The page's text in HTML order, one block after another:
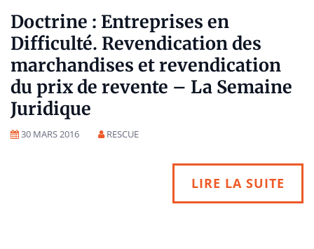
Doctrine : Entreprises en
Difficulté. Revendication des
marchandises et revendication
du prix de revente – La Semaine
Juridique
30 MARS 2016 RESCUE
LIRE LA SUITE